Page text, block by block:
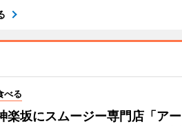
べる
楽坂にスムージー専門店「アー